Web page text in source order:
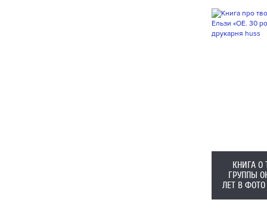
КНИГА О
ГРУППЫ
ЛЕТ В